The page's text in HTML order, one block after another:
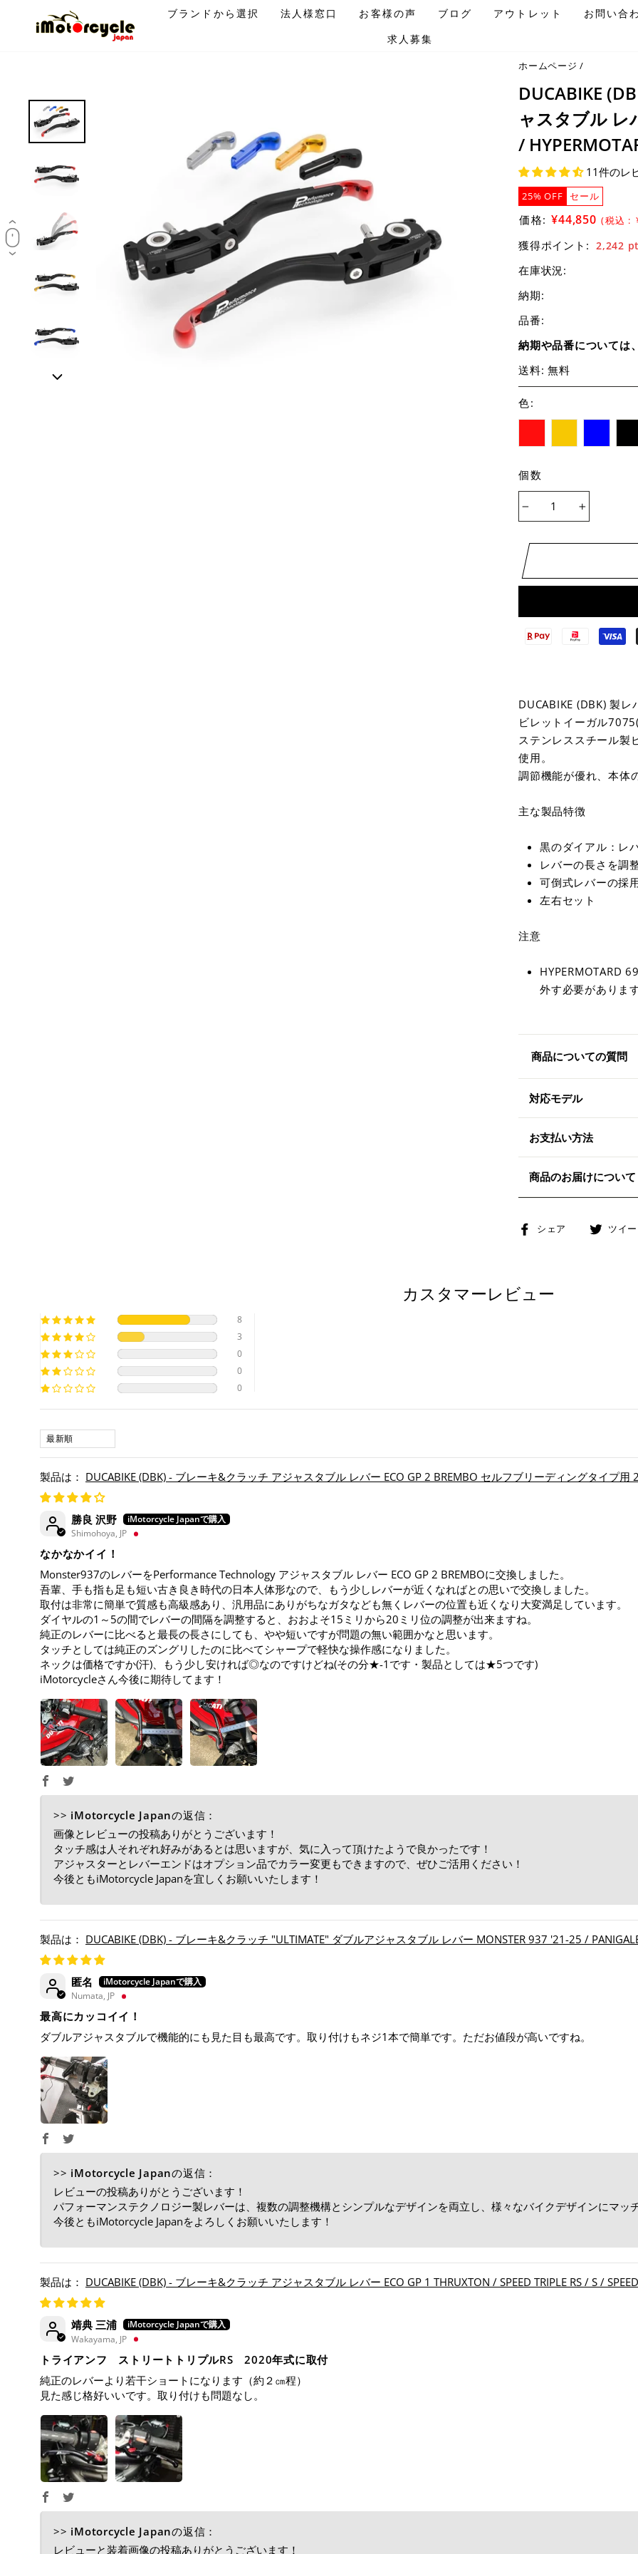
ブランドから選択 法人様窓口 お客様の声 ブログ アウトレット
お問い合
求人募集
ホームページ /
DUCABIKE
ャスタブル レ
/
11件のレ
25% OFF セール
セ
ル
価
格
価格: ¥44,850 (税込 :
獲得ポイント: 2,242
在庫状況:
納期:
品番:
納期や品番については
送料: 無料
色:
個数
DUCABIKE (DBK) 製レ
ビレットイーガル
ステンレススチール製
使用。
調節機能が優れ、本体
主な製品特徴
黒のダイアル：レ
レバーの長さを調
可倒式レバーの採
左右セット
注意
HYPERMOTARD
外す必要がありま
商品についての質問
対応モデル
お支払い方法
商品のお届けについて
シェア
Facebook
ツイ
カスタマーレビュー
8
3
0
0
0
SORT BY
DUCABIKE (DBK) - ブレーキ&クラッチ アジャスタブル レバー ECO GP 2 BREMBO セルフブリーディングタイプ用
勝良 沢野
Shimohoya, JP
なかなかイイ！
Monster937のレバーをPerformance Technology アジャスタブル レバー ECO GP 2 BREMBOに交換しました。
吾輩、手も指も足も短い古き良き時代の日本人体形なので、もう少しレバーが近くなればとの思いで交換しました。
取付は非常に簡単で質感も高級感あり、汎用品にありがちなガタなども無くレバーの位置も近くなり大変満足しています。
ダイヤルの1～5の間でレバーの間隔を調整すると、おおよそ15ミリから20ミリ位の調整が出来ますね。
純正のレバーに比べると最長の長さにしても、やや短いですが問題の無い範囲かなと思います。
タッチとしては純正のズングリしたのに比べてシャープで軽快な操作感になりました。
ネックは価格ですか(汗)、もう少し安ければ◎なのですけどね(その分★-1です・製品としては★5つです)
iMotorcycleさん今後に期待してます！
>> iMotorcycle Japanの返信：
画像とレビューの投稿ありがとうございます！
タッチ感は人それぞれ好みがあるとは思いますが、気に入って頂けたようで良かったです！
アジャスターとレバーエンドはオプション品でカラー変更もできますので、ぜひご活用ください！
今後ともiMotorcycle Japanを宜しくお願いいたします！
DUCABIKE (DBK) - ブレーキ&クラッチ "ULTIMATE" ダブルアジャスタブル レバー MONSTER 937 '21-25 /
SUPERSPORT 950 '22-24
匿名
Numata, JP
最高にカッコイイ！
ダブルアジャスタブルで機能的にも見た目も最高です。取り付けもネジ1本で簡単です。ただお値段が高いですね。
>> iMotorcycle Japanの返信：
レビューの投稿ありがとうございます！
パフォーマンステクノロジー製レバーは、複数の調整機構とシンプルなデザインを両立し、様々なバイクデザインにマッ
今後ともiMotorcycle Japanをよろしくお願いいたします！
DUCABIKE (DBK) - ブレーキ&クラッチ アジャスタブル レバー ECO GP 1 THRUXTON / SPEED TRIPLE RS / S /
靖典 三浦
Wakayama, JP
トライアンフ ストリートトリプルRS 2020年式に取付
純正のレバーより若干ショートになります（約２㎝程）
見た感じ格好いいです。取り付けも問題なし。
>> iMotorcycle Japanの返信：
レビューと装着画像の投稿ありがとうございます！